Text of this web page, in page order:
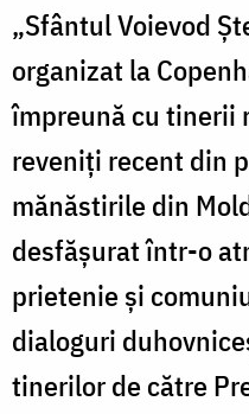
„Sfântul Voievod
organizat la
împreună cu tinerii
reveniți recent din
mănăstirile din
desfășurat într-o
prietenie și
dialoguri
tinerilor de către